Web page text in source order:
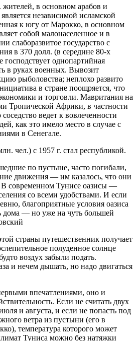
жителей, в основном арабов и
независимой исламской
к югу от Марокко, в основном
собой малонаселенное и в
слаборазвитое государство с
в 370 долл. (в середине 80‑х
господствует однопартийная
в руках военных. Вывозит
рыболовства; неплохо развито
в стране поощряется, что
и торговли. Мавритания на
Тропической Африки, в частности
ведет к вовлеченности
как это имело место в случае с
в Сенегале.
чел.) с 1957 г. стал республикой.
по пустыне, часто погибали,
движения — им казалось, что они
В современном Тунисе оазисы —
со всеми удобствами. И если
благоприятные условия оазиса
дома — но уже на чуть большей
страны путешественник получает
полуденное солнце
воздух забыли подать.
и нечем дышать, но надо двигаться
впечатлениями, оно и
Если не считать двух
и августа, и если не попасть под
ветра из пустыни (его в
температура которого может
Туниса можно без натяжки